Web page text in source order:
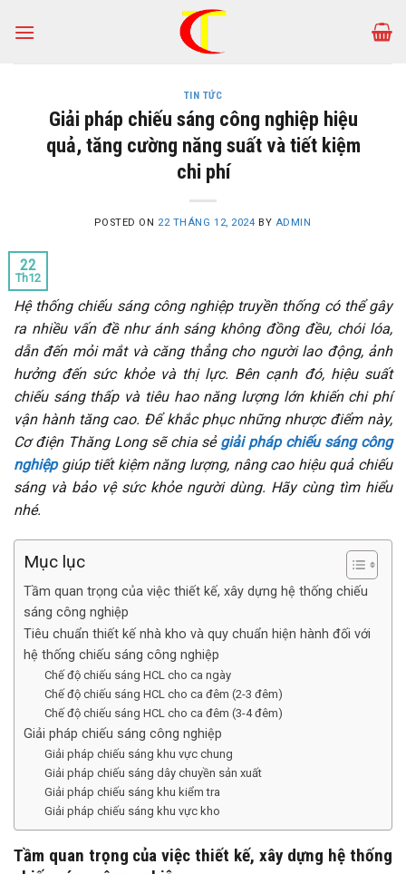
TIN TỨC
Giải pháp chiếu sáng công nghiệp hiệu
quả, tăng cường năng suất và tiết kiệm
chi phí
POSTED ON 22 THÁNG 12, 2024 BY ADMIN
22
Th12
Hệ thống chiếu sáng công nghiệp truyền thống có thể gây
ra nhiều vấn đề như ánh sáng không đồng đều, chói lóa,
dẫn đến mỏi mắt và căng thẳng cho người lao động, ảnh
hưởng đến sức khỏe và thị lực. Bên cạnh đó, hiệu suất
chiếu sáng thấp và tiêu hao năng lượng lớn khiến chi phí
vận hành tăng cao. Để khắc phục những nhược điểm này,
Cơ điện Thăng Long sẽ chia sẻ giải pháp chiếu sáng công
nghiệpgiúp tiết kiệm năng lượng, nâng cao hiệu quả chiếu
sáng và bảo vệ sức khỏe người dùng. Hãy cùng tìm hiểu
nhé.
Mục lục
Tầm quan trọng của việc thiết kế, xây dựng hệ thống chiếu
sáng công nghiệp
Tiêu chuẩn thiết kế nhà kho và quy chuẩn hiện hành đối với
hệ thống chiếu sáng công nghiệp
Chế độ chiếu sáng HCL cho ca ngày
Chế độ chiếu sáng HCL cho ca đêm (2-3 đêm)
Chế độ chiếu sáng HCL cho ca đêm (3-4 đêm)
Giải pháp chiếu sáng công nghiệp
Giải pháp chiếu sáng khu vực chung
Giải pháp chiếu sáng dây chuyền sản xuất
Giải pháp chiếu sáng khu kiểm tra
Giải pháp chiếu sáng khu vực kho
Tầm quan trọng của việc thiết kế, xây dựng hệ thống